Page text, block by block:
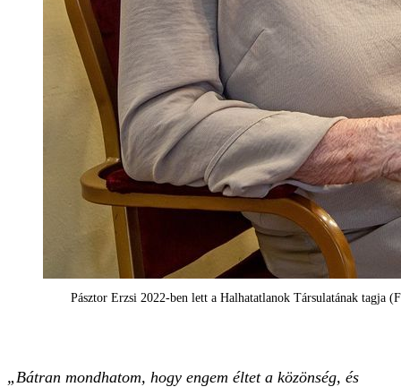
Pásztor Erzsi 2022-ben lett a Halhatatlanok Társulatának tagja
„Bátran mondhatom, hogy engem éltet a közönség, és